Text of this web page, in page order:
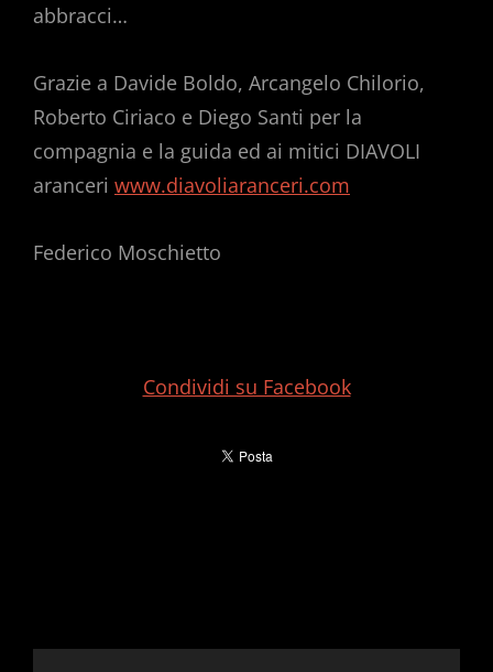
abbracci…
Grazie a Davide Boldo, Arcangelo Chilorio,
Roberto Ciriaco e Diego Santi per la
compagnia e la guida ed ai mitici DIAVOLI
aranceri www.diavoliaranceri.com
Federico Moschietto
Condividi su Facebook